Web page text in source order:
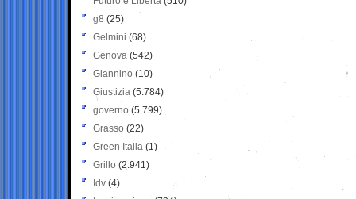
g8 (25)
Gelmini (68)
Genova (542)
Giannino (10)
Giustizia (5.784)
governo (5.799)
Grasso (22)
Green Italia (1)
Grillo (2.941)
Idv (4)